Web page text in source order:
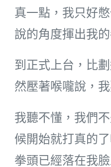
真一點，我只好
說的角度揮出我的
到正式上台，比
然壓著喉嚨說，
我聽不懂，我們
候開始就打真的
拳頭已經落在我